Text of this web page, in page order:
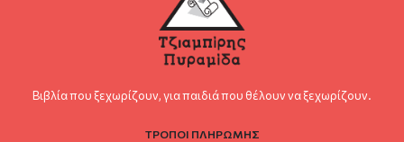
Βιβλία που ξεχωρίζουν, για παιδιά που θέλουν να ξεχωρίζουν.
ΤΡΟΠΟΙ ΠΛΗΡΩΜΗΣ